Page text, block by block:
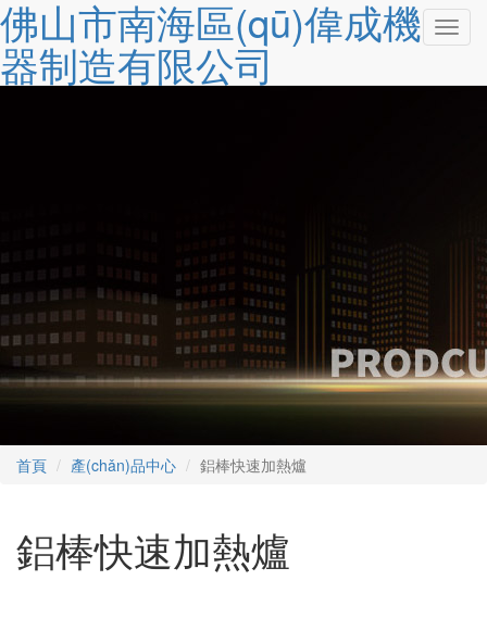
切
換
佛山市南海區(qū)偉成機
器制造有限公司
首頁 產(chǎn)品中心 鋁棒快速加熱爐
鋁棒快速加熱爐